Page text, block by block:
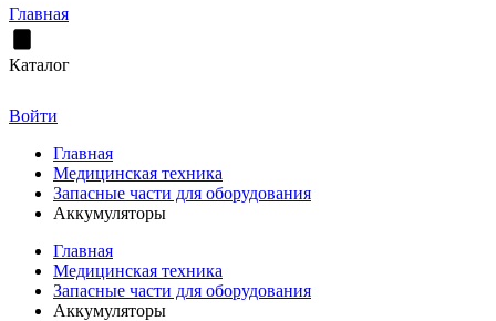
Главная
Каталог
Войти
Главная
Медицинская техника
Запасные части для оборудования
Аккумуляторы
Главная
Медицинская техника
Запасные части для оборудования
Аккумуляторы